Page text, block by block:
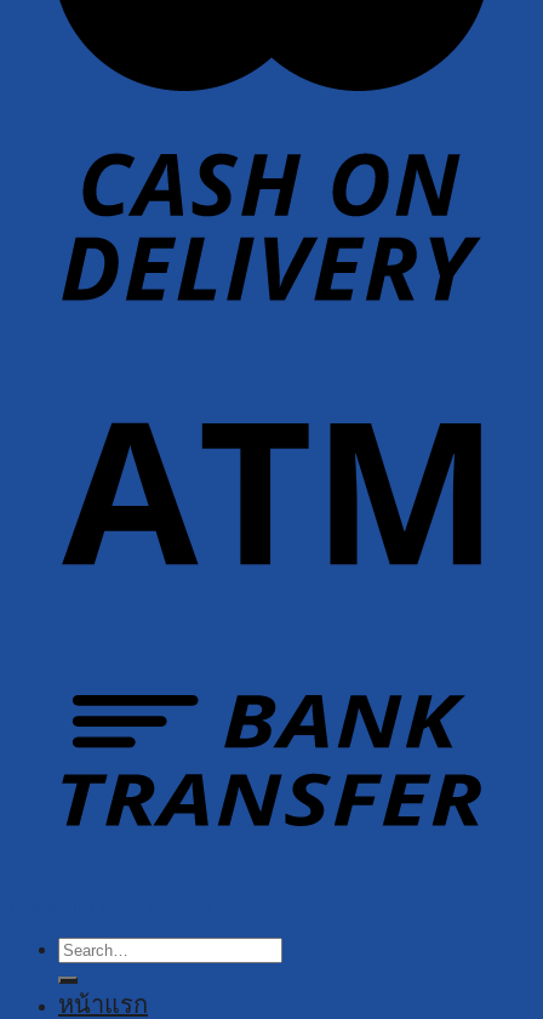
Search
for:
หน้าแรก